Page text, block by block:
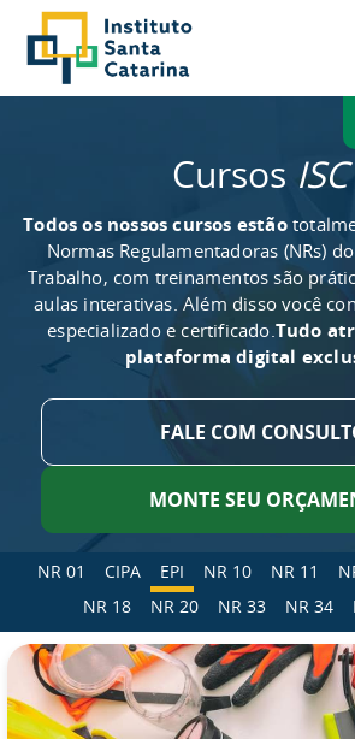
Cursos ISC
Todos os nossos cursos estão
Normas Regulamentadoras (NRs)
Trabalho, com treinamentos são
aulas interativas. Além disso você
especializado e certificado.Tudo
plataforma digital
FALE COM
MONTE SEU
NR 01 CIPA EPI NR 10 NR 11
NR 18
NR 20 NR 33 NR 34